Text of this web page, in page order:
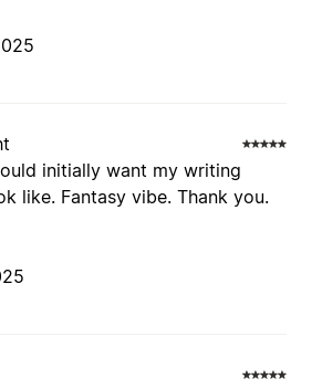
initially want my writing
like. Fantasy vibe. Thank you.